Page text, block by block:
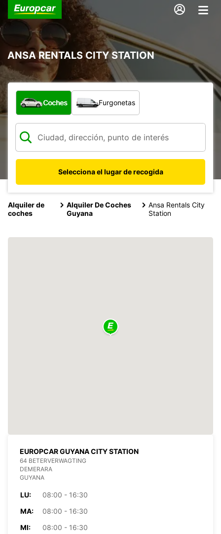
ANSA RENTALS CITY STATION
¿Qué tipo de vehículo?
Coches Furgonetas
Selecciona el lugar de recogida
Alquiler de
coches
Alquiler De Coches
Guyana
Ansa Rentals City
Station
EUROPCAR GUYANA CITY STATION
64 BETERVERWAGTING
DEMERARA
GUYANA
LU:
08:00 - 16:30
MA:
08:00 - 16:30
MI:
08:00 - 16:30